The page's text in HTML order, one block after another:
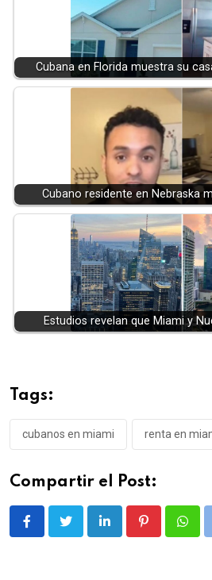
Cubana en Florida muestra su
Cubano residente en Nebraska
Estudios revelan que Miami y
Tags:
cubanos en miami renta en
Compartir el Post:
LinkedIn Pinterest